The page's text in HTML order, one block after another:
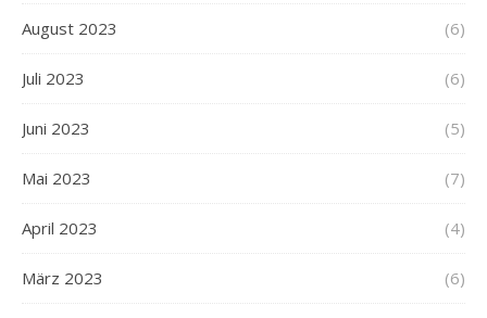
August 2023 (6)
Juli 2023 (6)
Juni 2023 (5)
Mai 2023 (7)
April 2023 (4)
März 2023 (6)